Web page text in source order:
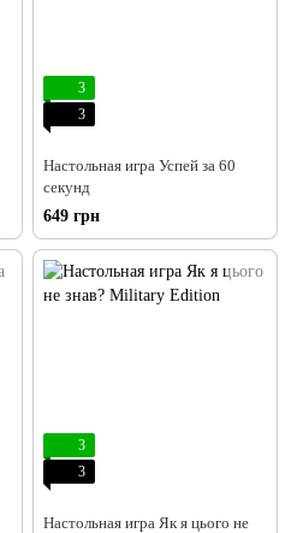
3
3
Настольная игра Успей за 60
секунд
649 грн
3
3
Настольная игра Як я цього не